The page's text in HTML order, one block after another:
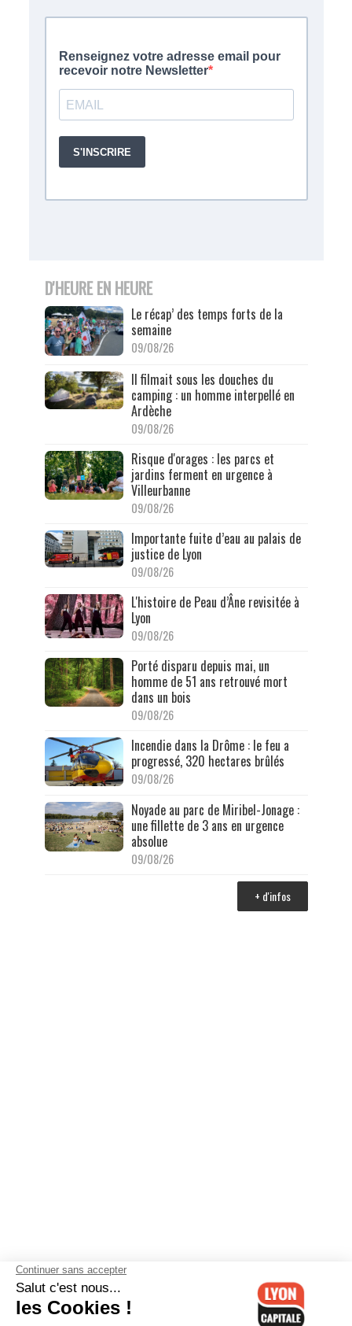
D'HEURE EN HEURE
Le récap’ des temps forts de la
semaine
09/08/26
Il filmait sous les douches du
camping : un homme interpellé en
Ardèche
09/08/26
Risque d'orages : les parcs et
jardins ferment en urgence à
Villeurbanne
09/08/26
Importante fuite d’eau au palais de
justice de Lyon
09/08/26
L'histoire de Peau d’Âne revisitée à
Lyon
09/08/26
Porté disparu depuis mai, un
homme de 51 ans retrouvé mort
dans un bois
09/08/26
Incendie dans la Drôme : le feu a
progressé, 320 hectares brûlés
09/08/26
Noyade au parc de Miribel-Jonage :
une fillette de 3 ans en urgence
absolue
09/08/26
+ d'infos